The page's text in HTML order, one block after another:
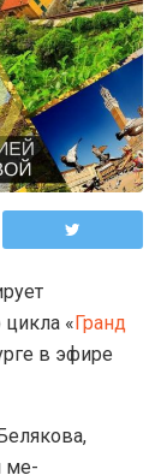
цикла «Гранд
в эфире
ме­